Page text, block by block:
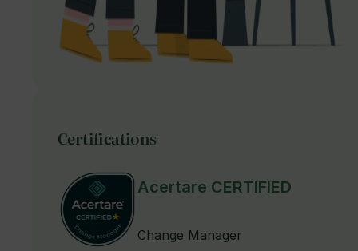
Certifications
Acertare CERTIFIED
Change Manager